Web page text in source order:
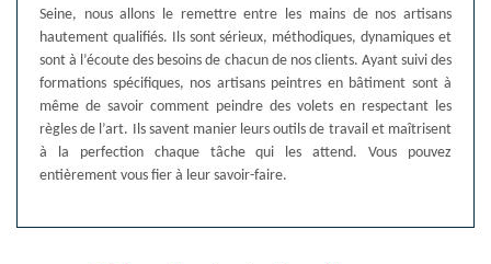
Seine, nous allons le remettre entre les mains de nos artisans
hautement qualifiés. Ils sont sérieux, méthodiques, dynamiques et
sont à l’écoute des besoins de chacun de nos clients. Ayant suivi des
formations spécifiques, nos artisans peintres en bâtiment sont à
même de savoir comment peindre des volets en respectant les
règles de l’art. Ils savent manier leurs outils de travail et maîtrisent
à la perfection chaque tâche qui les attend. Vous pouvez
entièrement vous fier à leur savoir-faire.